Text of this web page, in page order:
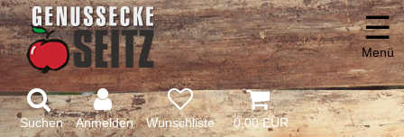
Suchen Anmelden 0,00 EUR
☰
Menü